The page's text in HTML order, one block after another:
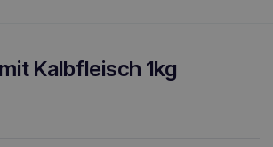
Kalbfleisch 1kg